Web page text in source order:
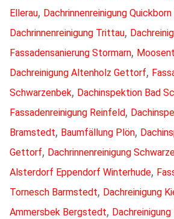
Ellerau, Dachrinnenreinigung Quickborn
Dachrinnenreinigung Trittau,
Fassadensanierung Stormarn,
Dachreinigung Altenholz Gettorf,
Schwarzenbek, Dachinspektion Bad
Fassadenreinigung Reinfeld,
Bramstedt, Baumfällung Plön,
Gettorf, Dachrinnenreinigung
Alsterdorf Eppendorf Winterhude,
Tornesch Barmstedt, Dachreinigung
Ammersbek Bergstedt, Dachreinigung